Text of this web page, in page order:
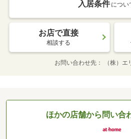
入居条件 につい
お店で直接
相談する
お問い合わせ先 （株）
ほかの店舗から問い合